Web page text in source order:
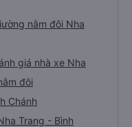
nằm đôi Nha
giá nhà xe Nha
đôi
Chánh
Trang - Bình